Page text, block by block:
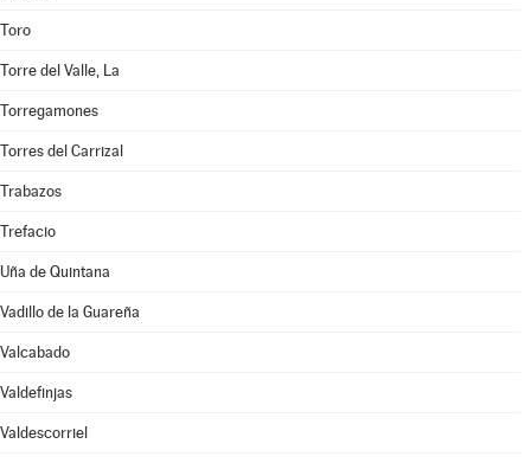
Toro
Torre del Valle, La
Torregamones
Torres del Carrizal
Trabazos
Trefacio
Uña de Quintana
Vadillo de la Guareña
Valcabado
Valdefinjas
Valdescorriel